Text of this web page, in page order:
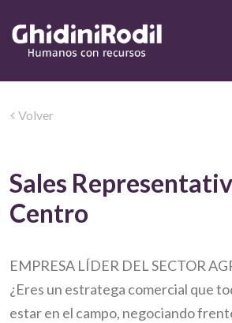
Volver
Sales
Centro
EMPRESA LÍDER DEL SECTOR
¿Eres un estratega comercial que
estar en el campo, negociando